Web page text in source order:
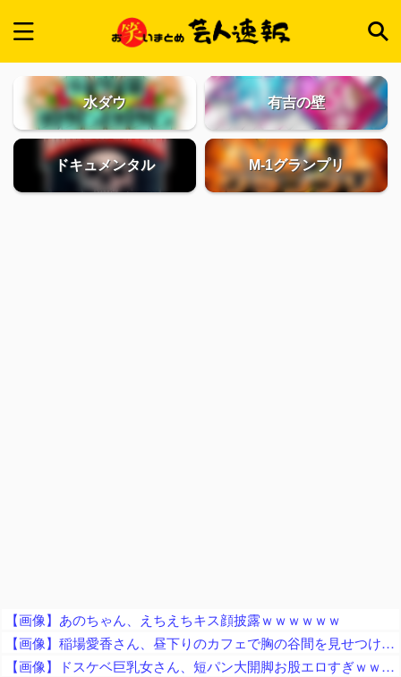
水ダウ 有吉の壁
ドキュメンタル M-1グランプリ
【画像】あのちゃん、えちえちキス顔披露ｗｗｗｗｗｗ
【画像】稲場愛香さん、昼下りのカフェで胸の谷間を見せつける痴女っぷりを披露ｗ
【画像】ドスケベ巨乳女さん、短パン大開脚お股エロすぎｗｗｗｗｗ